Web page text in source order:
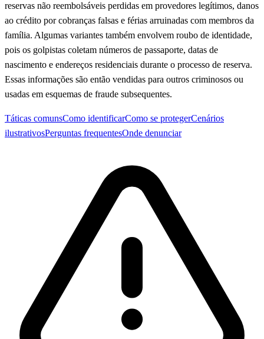
reservas não reembolsáveis perdidas em provedores legítimos, danos
ao crédito por cobranças falsas e férias arruinadas com membros da
família. Algumas variantes também envolvem roubo de identidade,
pois os golpistas coletam números de passaporte, datas de
nascimento e endereços residenciais durante o processo de reserva.
Essas informações são então vendidas para outros criminosos ou
usadas em esquemas de fraude subsequentes.
Táticas comunsComo identificarComo se protegerCenários
ilustrativosPerguntas frequentesOnde denunciar